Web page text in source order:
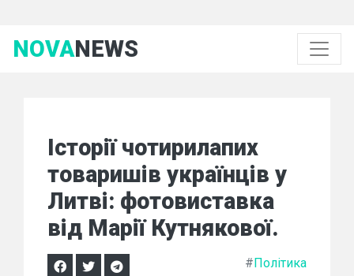
NOVANEWS
Історії чотирилапих
товаришів українців у
Литві: фотовиставка
від Марії Кутнякової.
#Політика